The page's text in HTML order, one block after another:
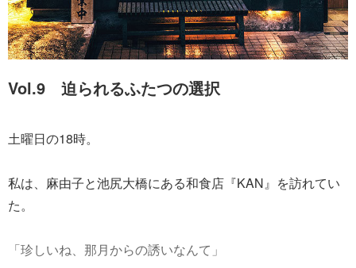
Vol.9 迫られるふたつの選択
土曜日の18時。
私は、麻由子と池尻大橋にある和食店『KAN』を訪れてい
た。
「珍しいね、那月からの誘いなんて」